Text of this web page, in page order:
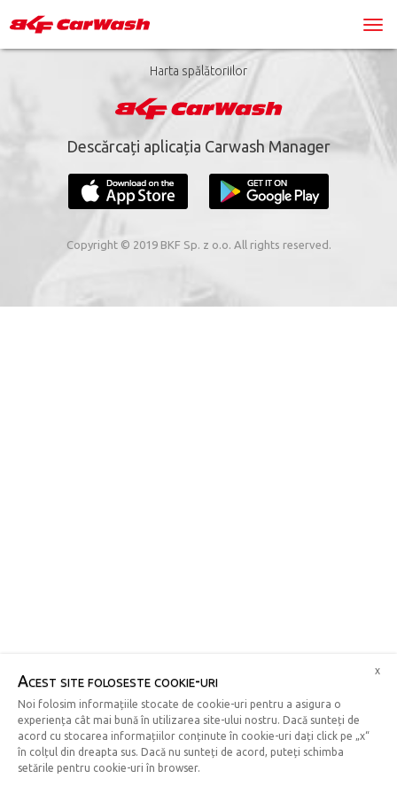
Harta spălătoriilor
Descărcați aplicația Carwash Manager
Copyright © 2019 BKF Sp. z o.o. All rights reserved.
Acest site foloseste cookie-uri
Noi folosim informațiile stocate de cookie-uri pentru a asigura o
experiența cât mai bună în utilizarea site-ului nostru. Dacă sunteți de
acord cu stocarea informațiilor conținute în cookie-uri dați click pe „x“
în colțul din dreapta sus. Dacă nu sunteți de acord, puteți schimba
setările pentru cookie-uri în browser.
x